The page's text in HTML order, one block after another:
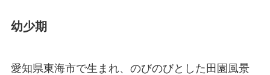
幼少期
愛知県東海市で生まれ、のびのびとした田園風景